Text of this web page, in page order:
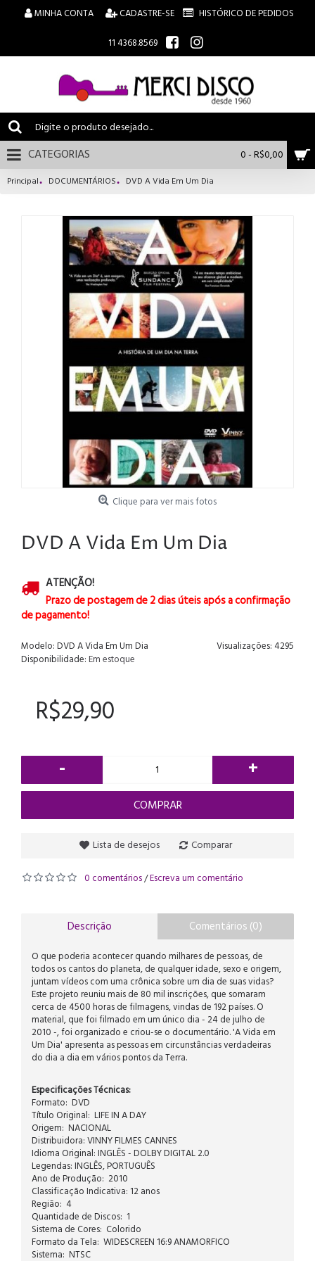
MINHA CONTA CADASTRE-SE
HISTÓRICO DE PEDIDOS
11 4368.8569
0 - R$0,00
CATEGORIAS
Principal DOCUMENTÁRIOS DVD A Vida Em Um Dia
Clique para ver mais fotos
DVD A Vida Em Um Dia
ATENÇÃO!
Prazo de postagem de 2 dias úteis após a confirmação
de pagamento!
Visualizações: 4295
Modelo:DVD A Vida Em Um Dia
Disponibilidade:Em estoque
R$29,90
- +
COMPRAR
Lista de desejos Comparar
0 comentários/Escreva um comentário
Descrição Comentários (0)
O que poderia acontecer quando milhares de pessoas, de
todos os cantos do planeta, de qualquer idade, sexo e origem,
juntam vídeos com uma crônica sobre um dia de suas vidas?
Este projeto reuniu mais de 80 mil inscrições, que somaram
cerca de 4500 horas de filmagens, vindas de 192 países. O
material, que foi filmado em um único dia - 24 de julho de
2010 -, foi organizado e criou-se o documentário. 'A Vida em
Um Dia' apresenta as pessoas em circunstâncias verdadeiras
do dia a dia em vários pontos da Terra.
Especificações Técnicas:
Formato: DVD
Título Original: LIFE IN A DAY
Origem: NACIONAL
Distribuidora: VINNY FILMES CANNES
Idioma Original: INGLÊS - DOLBY DIGITAL 2.0
Legendas: INGLÊS, PORTUGUÊS
Ano de Produção: 2010
Classificação Indicativa: 12 anos
Região: 4
Quantidade de Discos: 1
Sistema de Cores: Colorido
Formato da Tela: WIDESCREEN 16:9 ANAMORFICO
Sistema: NTSC